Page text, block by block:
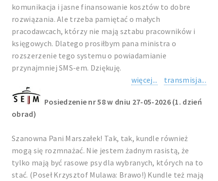
komunikacja i jasne finansowanie kosztów to dobre
rozwiązania. Ale trzeba pamiętać o małych
pracodawcach, którzy nie mają sztabu pracowników i
księgowych. Dlatego prosiłbym pana ministra o
rozszerzenie tego systemu o powiadamianie
przynajmniej SMS-em. Dziękuję.
więcej...
transmisja...
Posiedzenie nr 58 w dniu 27-05-2026 (1. dzień
obrad)
Szanowna Pani Marszałek! Tak, tak, kundle również
mogą się rozmnażać. Nie jestem żadnym rasistą, że
tylko mają być rasowe psy dla wybranych, których na to
stać. (Poseł Krzysztof Mulawa: Brawo!) Kundle też mają